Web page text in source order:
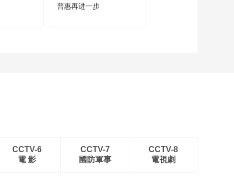
普惠再进一步
CCTV-6
電 影
CCTV-7
國防軍事
CCTV-8
電視劇